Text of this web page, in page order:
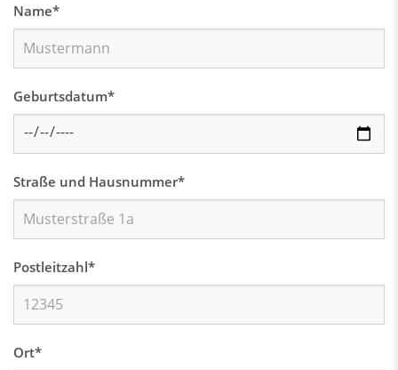
Name*
Geburtsdatum*
Straße und Hausnummer*
Postleitzahl*
Ort*